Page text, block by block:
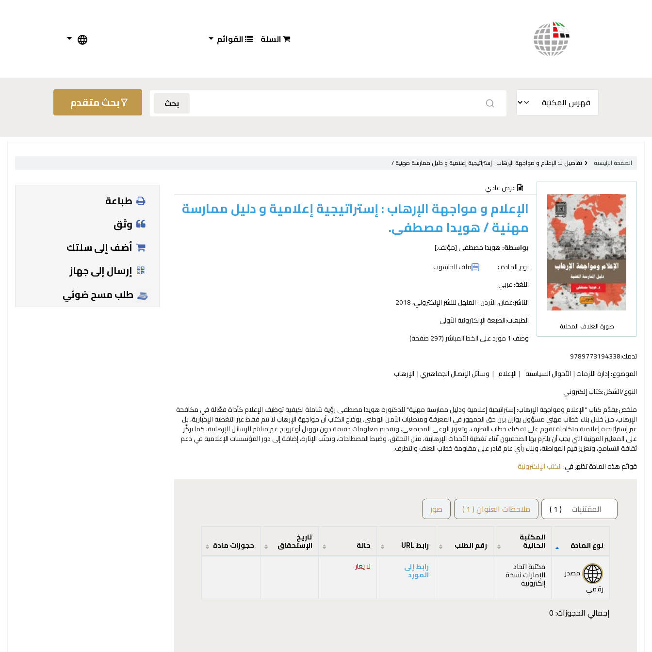
السلة القوائم
بحث بحث متقدم
الصفحة الرئيسية تفاصيل لـ: الإعلام و مواجهة الإرهاب :إستراتيجية إعلامية و دليل ممارسة مهنية /
صورة الغلاف المحلية
عرض عادي
الإعلام و مواجهة الإرهاب : إستراتيجية إعلامية و دليل ممارسة
مهنية /هويدا مصطفى.
بواسطة:هويدا مصطفى[مؤلف.]
نوع المادة :
ملف الحاسوب
اللغة:عربي
الناشر:عمان، الأردن :المنهل للنشر الإلكتروني،
الطبعات:الطبعة الإلكترونية الأولى
وصف:1 مورد على الخط المباشر (297 صفحة)
تدمك:9789773194338
الموضوع:إدارة الأزمات الأحوال السياسية الإعلام وسائل الإتصال الجماهيري الإرهاب
النوع/الشكل:كتاب إلكتروني
ملخص:يقدّم كتاب "الإعلام ومواجهة الإرهاب: إستراتيجية إعلامية ودليل ممارسة مهنية" للدكتورة هويدا مصطفى رؤية شاملة لكيفية توظيف الإعلام كأداة فعّالة في مكافحة
الإرهاب، من خلال بناء خطاب مهني مسؤول يوازن بين حق الجمهور في المعرفة ومتطلبات الأمن الوطني. يوضح الكتاب أن مواجهة الإرهاب لا تتم فقط عبر التغطية الإخبارية، بل
عبر إستراتيجية إعلامية متكاملة تقوم على تفكيك خطاب التطرف، وتعزيز الوعي المجتمعي، وتقديم معلومات دقيقة دون تهويل أو ترويج غير مباشر للرسائل الإرهابية. كما يركّز
على المعايير المهنية التي يجب أن يلتزم بها الصحفيون أثناء تغطية الأحداث الإرهابية، مثل التحقق، وضبط المصطلحات، وتجنّب الإثارة، إضافة إلى دور المؤسسات الإعلامية في دعم
ثقافة التسامح، وتعزيز قيم المواطنة، وبناء رأي عام قادر على مقاومة خطاب العنف والتطرف.
قوائم هذه المادة تظهر في:الكتب الإلكترونية
المقتنيات ( 1 ) ملاحظات العنوان ( 1 ) صور
المقتنيات
نوع المادة
المكتبة
الحالية رقم الطلب رابط URL حالة
تاريخ
الإستحقاق حجوزات مادة
مصدر
رقمي
مكتبة اتحاد
الإمارات نسخة
إلكترونية
رابط إلى
المورد
لا يعار
إجمالي الحجوزات: 0
طباعة
وثق
أضف إلى سلتك
إرسال إلى جهاز
طلب مسح ضوئي